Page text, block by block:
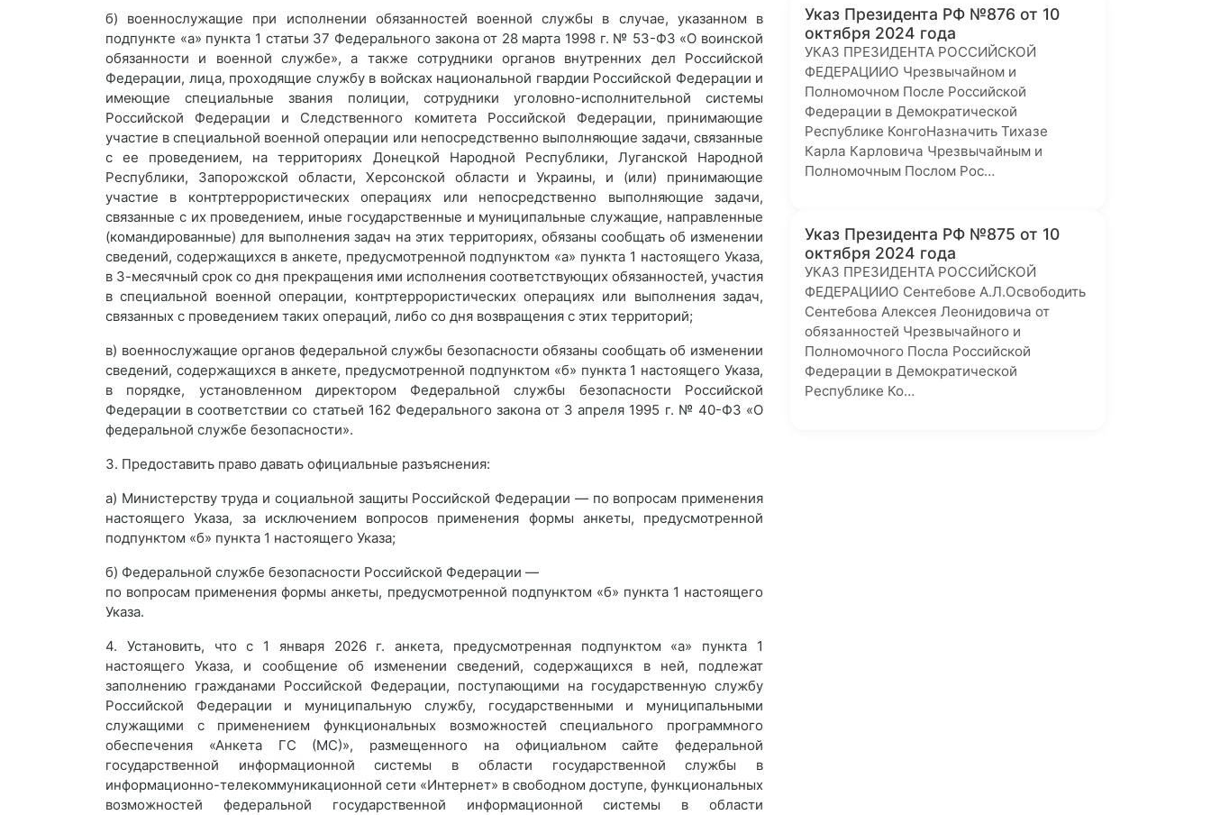
б) военнослужащие при исполнении обязанностей военной службы в случае, указанном в
подпункте «а» пункта 1 статьи 37 Федерального закона от 28 марта 1998 г. № 53-ФЗ «О воинской
обязанности и военной службе», а также сотрудники органов внутренних дел Российской
Федерации, лица, проходящие службу в войсках национальной гвардии Российской Федерации и
имеющие специальные звания полиции, сотрудники уголовно-исполнительной системы
Российской Федерации и Следственного комитета Российской Федерации, принимающие
участие в специальной военной операции или непосредственно выполняющие задачи, связанные
с ее проведением, на территориях Донецкой Народной Республики, Луганской Народной
Республики, Запорожской области, Херсонской области и Украины, и (или) принимающие
участие в контртеррористических операциях или непосредственно выполняющие задачи,
связанные с их проведением, иные государственные и муниципальные служащие, направленные
(командированные) для выполнения задач на этих территориях, обязаны сообщать об изменении
сведений, содержащихся в анкете, предусмотренной подпунктом «а» пункта 1 настоящего Указа,
в 3-месячный срок со дня прекращения ими исполнения соответствующих обязанностей, участия
в специальной военной операции, контртеррористических операциях или выполнения задач,
связанных с проведением таких операций, либо со дня возвращения с этих территорий;
в) военнослужащие органов федеральной службы безопасности обязаны сообщать об изменении
сведений, содержащихся в анкете, предусмотренной подпунктом «б» пункта 1 настоящего Указа,
в порядке, установленном директором Федеральной службы безопасности Российской
Федерации в соответствии со статьей 162 Федерального закона от 3 апреля 1995 г. № 40-ФЗ «О
федеральной службе безопасности».
3. Предоставить право давать официальные разъяснения:
а) Министерству труда и социальной защиты Российской Федерации — по вопросам применения
настоящего Указа, за исключением вопросов применения формы анкеты, предусмотренной
подпунктом «б» пункта 1 настоящего Указа;
б) Федеральной службе безопасности Российской Федерации —
по вопросам применения формы анкеты, предусмотренной подпунктом «б» пункта 1 настоящего
Указа.
4. Установить, что с 1 января 2026 г. анкета, предусмотренная подпунктом «а» пункта 1
настоящего Указа, и сообщение об изменении сведений, содержащихся в ней, подлежат
заполнению гражданами Российской Федерации, поступающими на государственную службу
Российской Федерации и муниципальную службу, государственными и муниципальными
служащими с применением функциональных возможностей специального программного
обеспечения «Анкета ГС (МС)», размещенного на официальном сайте федеральной
государственной информационной системы в области государственной службы в
информационно-телекоммуникационной сети «Интернет» в свободном доступе, функциональных
возможностей федеральной государственной информационной системы в области
Указ Президента РФ №876 от 10
октября 2024 года
УКАЗ ПРЕЗИДЕНТА РОССИЙСКОЙ
ФЕДЕРАЦИИО Чрезвычайном и
Полномочном После Российской
Федерации в Демократической
Республике КонгоНазначить Тихазе
Карла Карловича Чрезвычайным и
Полномочным Послом Рос…
Указ Президента РФ №875 от 10
октября 2024 года
УКАЗ ПРЕЗИДЕНТА РОССИЙСКОЙ
ФЕДЕРАЦИИО Сентебове А.Л.Освободить
Сентебова Алексея Леонидовича от
обязанностей Чрезвычайного и
Полномочного Посла Российской
Федерации в Демократической
Республике Ко…